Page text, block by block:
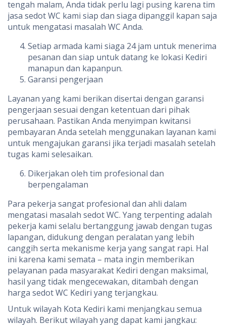
tengah malam, Anda tidak perlu lagi pusing karena tim
jasa sedot WC kami siap dan siaga dipanggil kapan saja
untuk mengatasi masalah WC Anda.
Setiap armada kami siaga 24 jam untuk menerima
pesanan dan siap untuk datang ke lokasi Kediri
manapun dan kapanpun.
Garansi pengerjaan
Layanan yang kami berikan disertai dengan garansi
pengerjaan sesuai dengan ketentuan dari pihak
perusahaan. Pastikan Anda menyimpan kwitansi
pembayaran Anda setelah menggunakan layanan kami
untuk mengajukan garansi jika terjadi masalah setelah
tugas kami selesaikan.
Dikerjakan oleh tim profesional dan
berpengalaman
Para pekerja sangat profesional dan ahli dalam
mengatasi masalah sedot WC. Yang terpenting adalah
pekerja kami selalu bertanggung jawab dengan tugas
lapangan, didukung dengan peralatan yang lebih
canggih serta mekanisme kerja yang sangat rapi. Hal
ini karena kami semata – mata ingin memberikan
pelayanan pada masyarakat Kediri dengan maksimal,
hasil yang tidak mengecewakan, ditambah dengan
harga sedot WC Kediri yang terjangkau.
Untuk wilayah Kota Kediri kami menjangkau semua
wilayah. Berikut wilayah yang dapat kami jangkau: